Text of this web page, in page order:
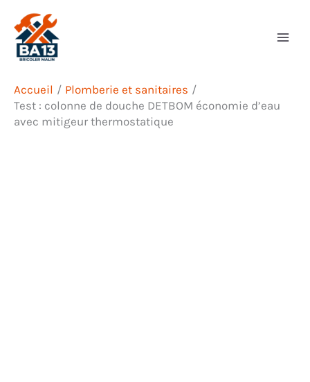
contenu
Accueil
Plomberie et sanitaires
Test : colonne de douche DETBOM économie d’eau
avec mitigeur thermostatique
Rechercher